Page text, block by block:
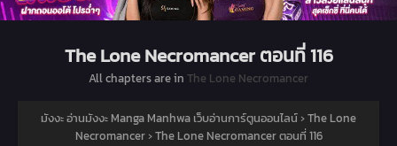
The Lone Necromancer ตอนที่ 116
All chapters are in The Lone Necromancer
มังงะ อ่านมังงะ Manga Manhwa เว็บอ่านการ์ตูนออนไลน์›The Lone
Necromancer›The Lone Necromancer ตอนที่ 116